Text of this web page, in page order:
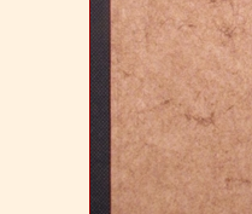
Die Meyer Auflagen
Zu den Angeboten
Widerrufsbelehrung